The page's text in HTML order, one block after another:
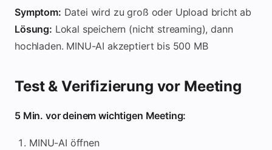
Symptom: Datei wird zu groß oder Upload bricht ab
Lösung: Lokal speichern (nicht streaming), dann
hochladen. MINU-AI akzeptiert bis 500 MB
Test & Verifizierung vor Meeting
5 Min. vor deinem wichtigen Meeting:
MINU-AI öffnen